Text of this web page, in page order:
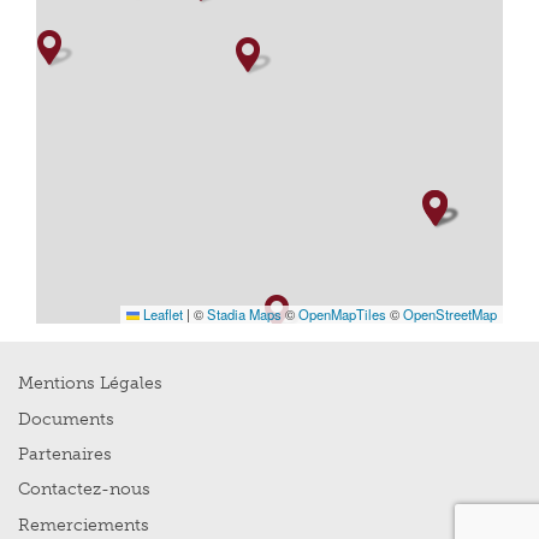
Leaflet | ©Stadia Maps©OpenMapTiles ©OpenStreetMap
Mentions Légales
Documents
Partenaires
Contactez-nous
Remerciements